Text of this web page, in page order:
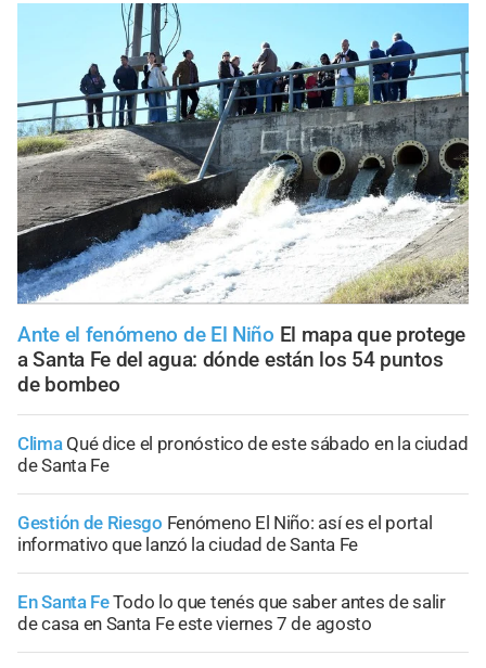
Ante el fenómeno de El Niño El mapa que protege
a Santa Fe del agua: dónde están los 54 puntos
de bombeo
Clima Qué dice el pronóstico de este sábado en la ciudad
de Santa Fe
Gestión de Riesgo Fenómeno El Niño: así es el portal
informativo que lanzó la ciudad de Santa Fe
En Santa FeTodo lo que tenés que saber antes de salir
de casa en Santa Fe este viernes 7 de agosto